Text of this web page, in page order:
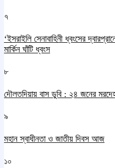
৭
‘ইসরাইলি সেনাবাহিনী ধ্বংসের
মার্কিন ঘাঁটি ধ্বংস
৮
দৌলতদিয়ায় বাস ডুবি : ২৪ জনের
৯
মহান স্বাধীনতা ও জাতীয় দিবস আজ
১০